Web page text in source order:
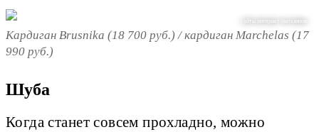
сайты интернет-магазинов
Кардиган Brusnika (18 700 руб.) / кардиган Marchelas (17
990 руб.)
Шуба
Когда станет совсем прохладно, можно